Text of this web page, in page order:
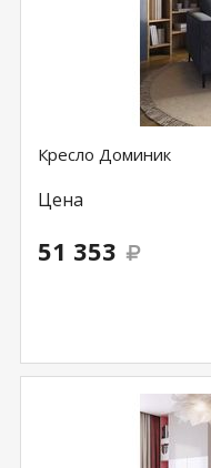
Кресло Доминик
Цена
51 353